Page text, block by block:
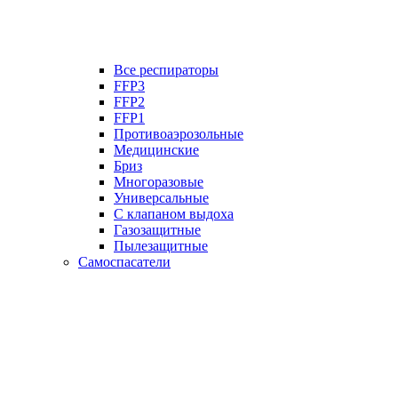
Все респираторы
FFP3
FFP2
FFP1
Противоаэрозольные
Медицинские
Бриз
Многоразовые
Универсальные
С клапаном выдоха
Газозащитные
Пылезащитные
Самоспасатели